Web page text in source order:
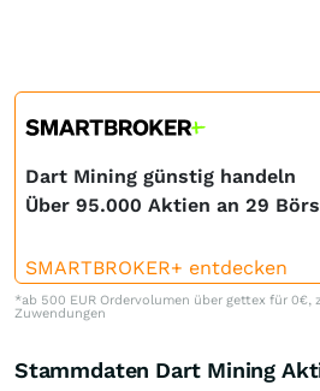
Dart Mining günstig handeln
Über 95.000 Aktien an 29
SMARTBROKER+ entdecken
*ab 500 EUR Ordervolumen über gettex für 0€,
Zuwendungen
Stammdaten Dart Mining